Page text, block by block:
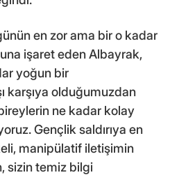
en zor ama bir o kadar
işaret eden Albayrak,
yoğun bir
karşıya olduğumuzdan
ne kadar kolay
Gençlik saldırıya en
manipülatif iletişimin
sizin temiz bilgi